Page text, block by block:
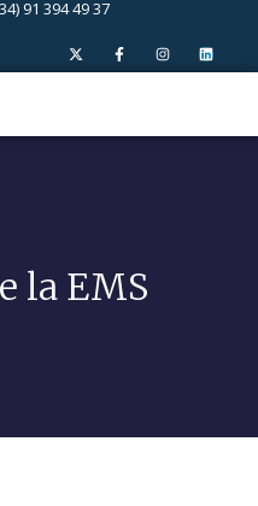
91 394 49 37
la EMS